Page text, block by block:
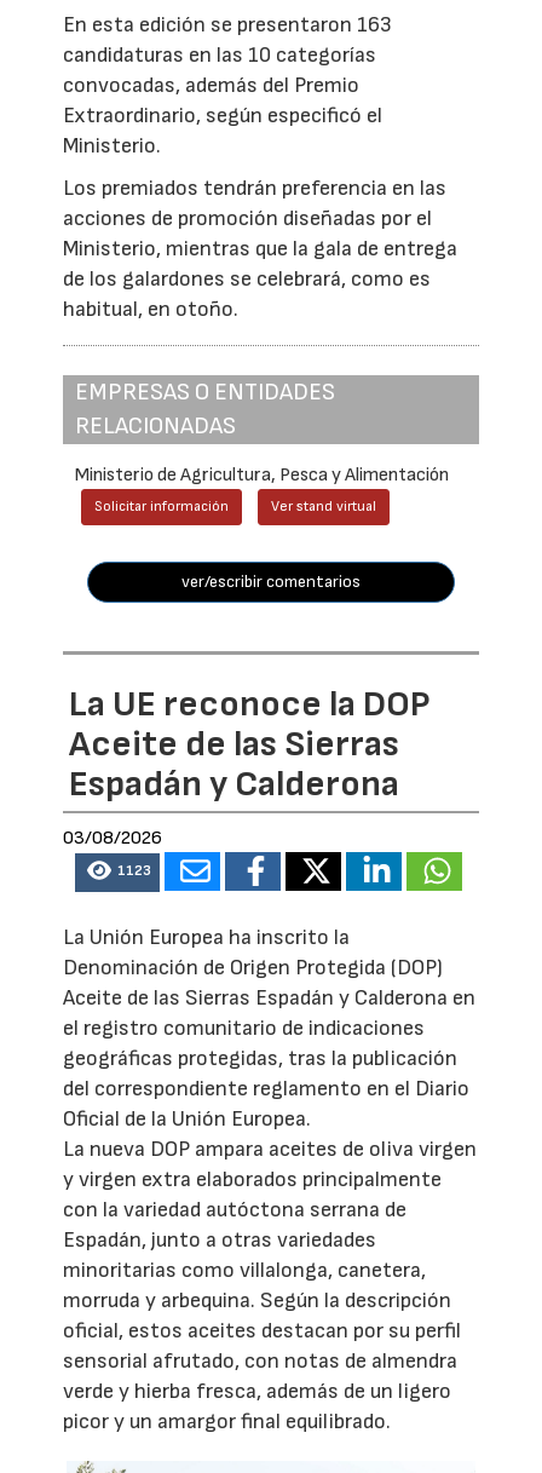
En esta edición se presentaron 163
candidaturas en las 10 categorías
convocadas, además del Premio
Extraordinario, según especificó el
Ministerio.
Los premiados tendrán preferencia en las
acciones de promoción diseñadas por el
Ministerio, mientras que la gala de entrega
de los galardones se celebrará, como es
habitual, en otoño.
EMPRESAS O ENTIDADES
RELACIONADAS
Ministerio de Agricultura, Pesca y Alimentación
Solicitar información Ver stand virtual
ver/escribir comentarios
La UE reconoce la DOP
Aceite de las Sierras
Espadán y Calderona
03/08/2026
1123
La Unión Europea ha inscrito la
Denominación de Origen Protegida (DOP)
Aceite de las Sierras Espadán y Calderona en
el registro comunitario de indicaciones
geográficas protegidas, tras la publicación
del correspondiente reglamento en el Diario
Oficial de la Unión Europea.
La nueva DOP ampara aceites de oliva virgen
y virgen extra elaborados principalmente
con la variedad autóctona serrana de
Espadán, junto a otras variedades
minoritarias como villalonga, canetera,
morruda y arbequina. Según la descripción
oficial, estos aceites destacan por su perfil
sensorial afrutado, con notas de almendra
verde y hierba fresca, además de un ligero
picor y un amargor final equilibrado.